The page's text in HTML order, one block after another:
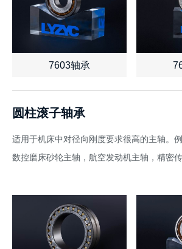
7603轴承
查看详情 了解报价 查看详情
圆柱滚子轴承
适用于机床中对径向刚度要求很高的主轴。
数控磨床砂轮主轴，航空发动机主轴，精密